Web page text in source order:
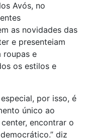
Avós, no
as novidades das
e presenteiam
roupas e
os estilos e
por isso, é
único ao
encontrar o
diz